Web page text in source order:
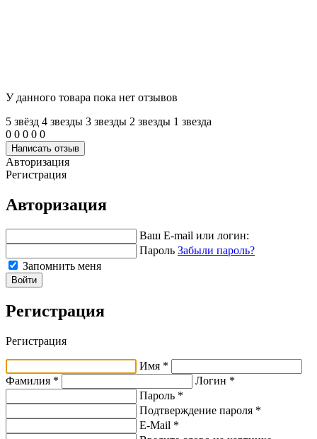
У данного товара пока нет отзывов
5 звёзд 4 звeзды 3 звeзды 2 звeзды 1 звeзда
0 0 0 0 0
Написать отзыв
Авторизация
Регистрация
Авторизация
Ваш E-mail или логин:
Пароль Забыли пароль?
Запомнить меня
Войти
Регистрация
Регистрация
Имя *
Фамилия *
Логин *
Пароль *
Подтверждение пароля *
E-Mail *